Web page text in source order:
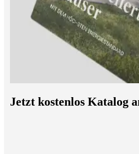
Jetzt kostenlos Katalog